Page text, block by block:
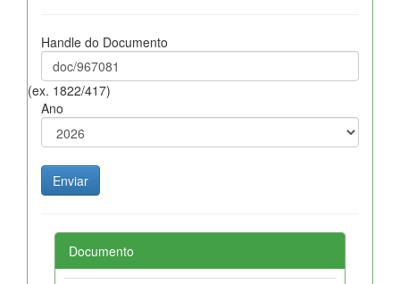
Handle do Documento
(ex. 1822/417)
Ano
Documento